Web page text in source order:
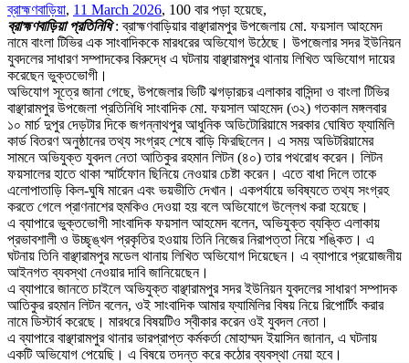
ব্রাহ্মণবাড়িয়া, 11 March 2026, 100 বার পড়া হয়েছে,
ব্রাহ্মণবাড়িয়া প্রতিনিধি : ব্রাহ্মণবাড়িয়ার বাঞ্ছারামপুর উপজেলায় মো. ফয়সাল আহমেদ
নামে বাংলা টিভির এক সাংবাদিককে মারধরের অভিযোগ উঠেছে। উপজেলার সদর ইউনিয়ন
যুবদলের সাধারণ সম্পাদকের বিরুদ্ধে এ ঘটনায় বাঞ্ছারামপুর থানায় লিখিত অভিযোগ দায়ের
করেছেন ভুক্তভোগী।
অভিযোগ সূত্রে জানা গেছে, উপজেলার ভিটি ঝগড়ারচর এলাকার বাসিন্দা ও বাংলা টিভির
বাঞ্ছারামপুর উপজেলা প্রতিনিধি সাংবাদিক মো. ফয়সাল আহমেদ (৩২) গতকাল মঙ্গলবার
১০ মার্চ দুপুর দেড়টার দিকে জগন্নাথপুর আধুনিক অডিটোরিয়ামে সরকার ঘোষিত ফ্যামিলি
কার্ড বিতরণ অনুষ্ঠানের তথ্য সংগ্রহ শেষে বাড়ি ফিরছিলেন। এ সময় অডিটরিয়ামের
সামনে অভিযুক্ত যুবদল নেতা আতিকুর রহমান লিটন (৪০) তার পথরোধ করেন। লিটন
ফয়সালের হাতে থাকা স্মার্টফোন ছিনিয়ে নেওয়ার চেষ্টা করেন। এতে বাধা দিলে তাকে
এলোপাতাড়ি কিল-ঘুষি মারেন এবং ভয়ভীতি দেখান। একপর্যায়ে ভবিষ্যতে তথ্য সংগ্রহ
করতে গেলে প্রাণনাশের হুমকিও দেওয়া হয় বলে অভিযোগে উল্লেখ করা হয়েছে।
এ ব্যাপারে ভুক্তভোগী সাংবাদিক ফয়সাল আহমেদ বলেন, অভিযুক্ত ব্যক্তি এলাকায়
প্রভাবশালী ও উচ্ছৃঙ্খল প্রকৃতির হওয়ায় তিনি নিজের নিরাপত্তা নিয়ে শঙ্কিত। এ
ঘটনায় তিনি বাঞ্ছারামপুর মডেল থানায় লিখিত অভিযোগ দিয়েছেন। এ ব্যাপারে প্রয়োজনীয়
আইনগত ব্যবস্থা নেওয়ার দাবি জানিয়েছেন।
এ ব্যাপারে জানতে চাইলে অভিযুক্ত বাঞ্ছারামপুর সদর ইউনিয়ন যুবদলের সাধারণ সম্পাদক
আতিকুর রহমান লিটন বলেন, ওই সাংবাদিক আমার ফ্যামিলির বিষয় নিয়ে রিপোর্টিং করার
নামে ডিস্টার্ব করেছে। মারধরে বিষয়টিও স্বীকার করেন ওই যুবদল নেতা।
এ ব্যাপারে বাঞ্ছারামপুর থানার ভারপ্রাপ্ত কর্মকর্তা মোহাম্মদ ইয়াসিন জানান, এ ঘটনায়
একটি অভিযোগ পেয়েছি। এ বিষয়ে তদন্ত করে কঠোর ব্যবস্থা নেয়া হবে।